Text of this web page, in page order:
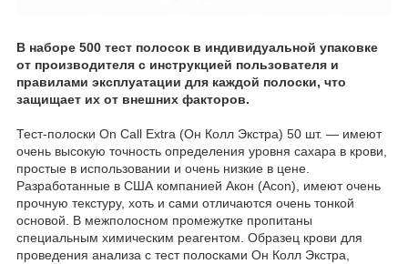
В наборе 500 тест полосок в индивидуальной упаковке
от производителя с инструкцией пользователя и
правилами эксплуатации для каждой полоски, что
защищает их от внешних факторов.
Тест-полоски On Call Extra (Он Колл Экстра) 50 шт. — имеют
очень высокую точность определения уровня сахара в крови,
простые в использовании и очень низкие в цене.
Разработанные в США компанией Акон (Acon), имеют очень
прочную текстуру, хоть и сами отличаются очень тонкой
основой. В межполосном промежутке пропитаны
специальным химическим реагентом. Образец крови для
проведения анализа с тест полосками Он Колл Экстра,